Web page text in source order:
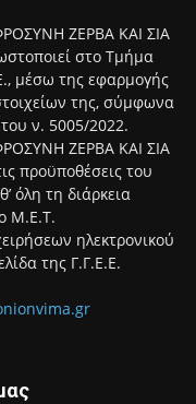
ΖΕΡΒΑ ΚΑΙ ΣΙΑ
στο Τμήμα
μέσω της εφαρμογής
της, σύμφωνα
ν. 5005/2022.
ΖΕΡΒΑ ΚΑΙ ΣΙΑ
προϋποθέσεις του
όλη τη διάρκεια
Μ.Ε.Τ.
ηλεκτρονικού
της Γ.Γ.Ε.Ε.